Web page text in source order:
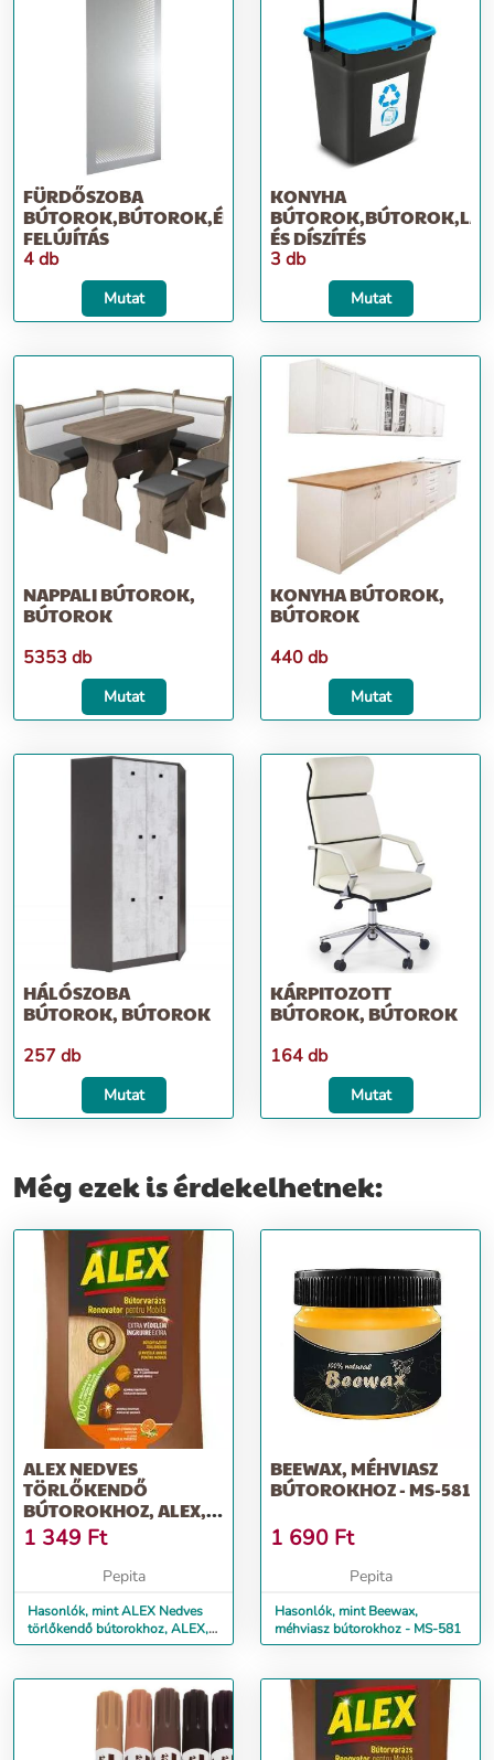
FÜRDŐSZOBA
BÚTOROK,BÚTOROK,ÉPÍTKEZÉS;
FELÚJÍTÁS
4 db
Mutat
KONYHA
ÉS DÍSZÍTÉS
3 db
Mutat
NAPPALI BÚTOROK,
BÚTOROK
5353 db
Mutat
KONYHA BÚTOROK,
BÚTOROK
440 db
Mutat
HÁLÓSZOBA
BÚTOROK, BÚTOROK
257 db
Mutat
KÁRPITOZOTT
BÚTOROK, BÚTOROK
164 db
Mutat
Még ezek is érdekelhetnek:
ALEX NEDVES
TÖRLŐKENDŐ
BÚTOROKHOZ, ALEX,
30 DB
1 349 Ft
Pepita
Hasonlók, mint ALEX Nedves
törlőkendő bútorokhoz, ALEX,
30 db
BEEWAX, MÉHVIASZ
BÚTOROKHOZ - MS-581
1 690 Ft
Pepita
Hasonlók, mint Beewax,
méhviasz bútorokhoz - MS-581